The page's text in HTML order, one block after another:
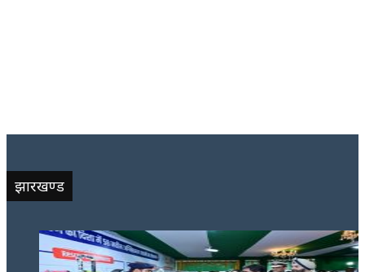
झारखण्ड